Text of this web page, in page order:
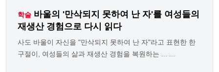
학술 바울의 '만삭되지 못하여 난 자'를 여성들의
재생산 경험으로 다시 읽다
사도 바울이 자신을 "만삭되지 못하여 난 자"라고 표현한 한
구절이, 여성들의 삶과 재생산 경험을 복원하는 ... ...